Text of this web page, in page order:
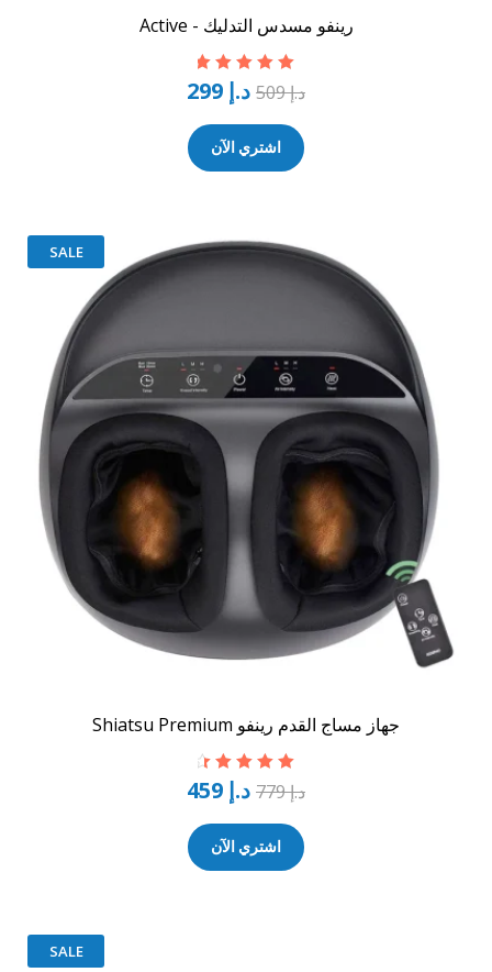
رينفو مسدس التدليك - Active
تم التقييم 5.00
د.إ509 د.إ
اشتري الآن
SALE
جهاز مساج القدم رينفو Shiatsu Premium
تم التقييم4.67
د.إ779 د.إ
اشتري الآن
SALE